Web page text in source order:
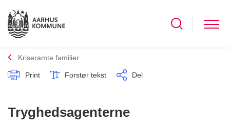
Kriseramte familier
Print Forstør tekst Del
Tryghedsagenterne